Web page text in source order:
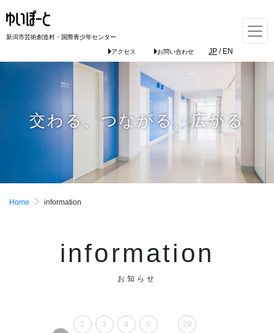
交わる、つながる、広がる
新潟市芸術創造村・国際青少年センター
アクセス お問い合わせ JP/ EN
Home information
information
お知らせ
2 3 4 5 29